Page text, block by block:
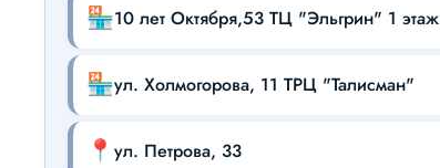
🏪10 лет Октября,53 ТЦ "Эльгрин" 1 этаж
🏪ул. Холмогорова, 11 ТРЦ "Талисман"
📍 ул. Петрова, 33